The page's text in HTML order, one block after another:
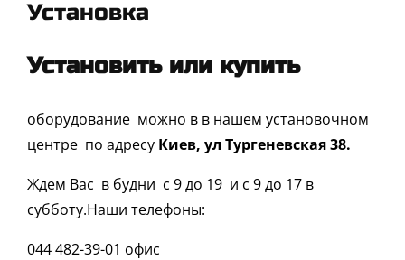
Установка
Установить или купить
оборудование можно в в нашем установочном
центре по адресу Киев, ул Тургеневская 38.
Ждем Вас в будни с 9 до 19 и с 9 до 17 в
субботу.Наши телефоны:
044 482-39-01 офис